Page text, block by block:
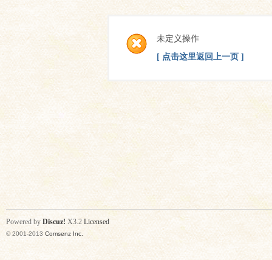
每日一
未定义操作
[ 点击这里返回上一页 ]
Powered by Discuz! X3.2 Licensed
© 2001-2013 Comsenz Inc.